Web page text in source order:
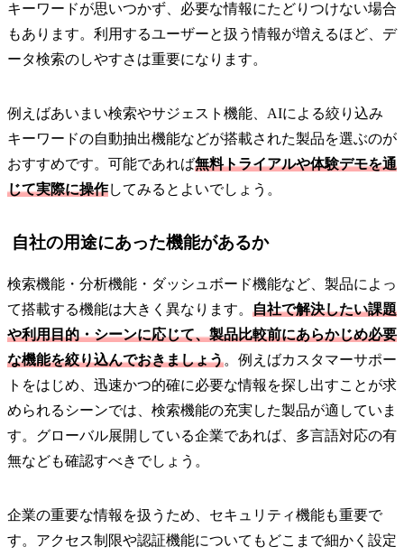
キーワードが思いつかず、必要な情報にたどりつけない場合
もあります。利用するユーザーと扱う情報が増えるほど、デ
ータ検索のしやすさは重要になります。
例えばあいまい検索やサジェスト機能、AIによる絞り込み
キーワードの自動抽出機能などが搭載された製品を選ぶのが
おすすめです。可能であれば無料トライアルや体験デモを通
じて実際に操作してみるとよいでしょう。
自社の用途にあった機能があるか
検索機能・分析機能・ダッシュボード機能など、製品によっ
て搭載する機能は大きく異なります。 自社で解決したい課題
や利用目的・シーンに応じて、製品比較前にあらかじめ必要
な機能を絞り込んでおきましょう。例えばカスタマーサポー
トをはじめ、迅速かつ的確に必要な情報を探し出すことが求
められるシーンでは、検索機能の充実した製品が適していま
す。グローバル展開している企業であれば、多言語対応の有
無なども確認すべきでしょう。
企業の重要な情報を扱うため、セキュリティ機能も重要で
す。アクセス制限や認証機能についてもどこまで細かく設定